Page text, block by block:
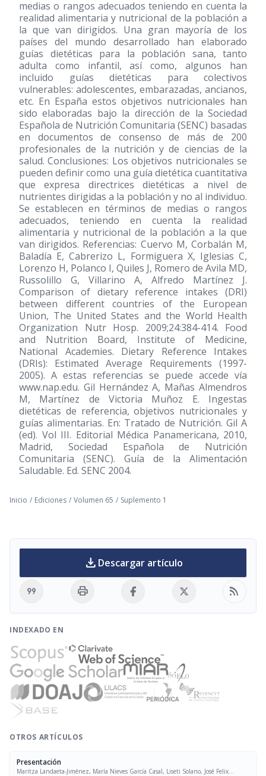
medias o rangos adecuados teniendo en cuenta la
realidad alimentaria y nutricional de la población a
la que van dirigidos. Una gran mayoría de los
países del mundo desarrollado han elaborado
guías dietéticas para la población sana, tanto
adulta como infantil, así como, algunos han
incluido guías dietéticas para colectivos
vulnerables: adolescentes, embarazadas, ancianos,
etc. En España estos objetivos nutricionales han
sido elaboradas bajo la dirección de la Sociedad
Española de Nutrición Comunitaria (SENC) basadas
en documentos de consenso de más de 200
profesionales de la nutrición y de ciencias de la
salud. Conclusiones: Los objetivos nutricionales se
pueden definir como una guía dietética cuantitativa
que expresa directrices dietéticas a nivel de
nutrientes dirigidas a la población y no al individuo.
Se establecen en términos de medias o rangos
adecuados, teniendo en cuenta la realidad
alimentaria y nutricional de la población a la que
van dirigidos. Referencias: Cuervo M, Corbalán M,
Baladía E, Cabrerizo L, Formiguera X, Iglesias C,
Lorenzo H, Polanco I, Quiles J, Romero de Avila MD,
Russolillo G, Villarino A, Alfredo Martínez J.
Comparison of dietary reference intakes (DRI)
between different countries of the European
Union, The United States and the World Health
Organization Nutr Hosp. 2009;24:384-414. Food
and Nutrition Board, Institute of Medicine,
National Academies. Dietary Reference Intakes
(DRIs): Estimated Average Requirements (1997-
2005). A estas referencias se puede accede vía
www.nap.edu. Gil Hernández A, Mañas Almendros
M, Martínez de Victoria Muñoz E. Ingestas
dietéticas de referencia, objetivos nutricionales y
guías alimentarias. En: Tratado de Nutrición. Gil A
(ed). Vol III. Editorial Médica Panamericana, 2010,
Madrid, Sociedad Española de Nutrición
Comunitaria (SENC). Guía de la Alimentación
Saludable. Ed. SENC 2004.
Inicio / Ediciones / Volumen 65 / Suplemento 1
download Descargar artículo
format_quote print rss_feed
INDEXADO EN
OTROS ARTÍCULOS
Presentación
Maritza Landaeta-Jiménez, María Nieves García Casal, Liseti Solano, José Felix